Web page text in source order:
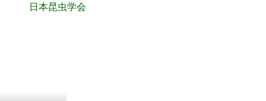
日本昆虫学会